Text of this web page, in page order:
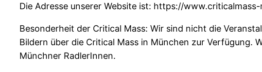
Die Adresse unserer Website ist: https://
Besonderheit der Critical Mass: Wir sind nicht die
Bildern über die Critical Mass in München zur
Münchner RadlerInnen.